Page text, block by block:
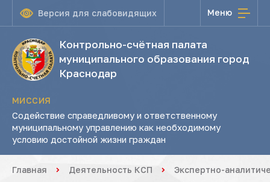
Версия для слабовидящих Меню
Контрольно-счётная палата
муниципального образования город
Краснодар
МИССИЯ
Содействие справедливому и ответственному
муниципальному управлению как необходимому
условию достойной жизни граждан
Главная Деятельность КСП Экспертно-